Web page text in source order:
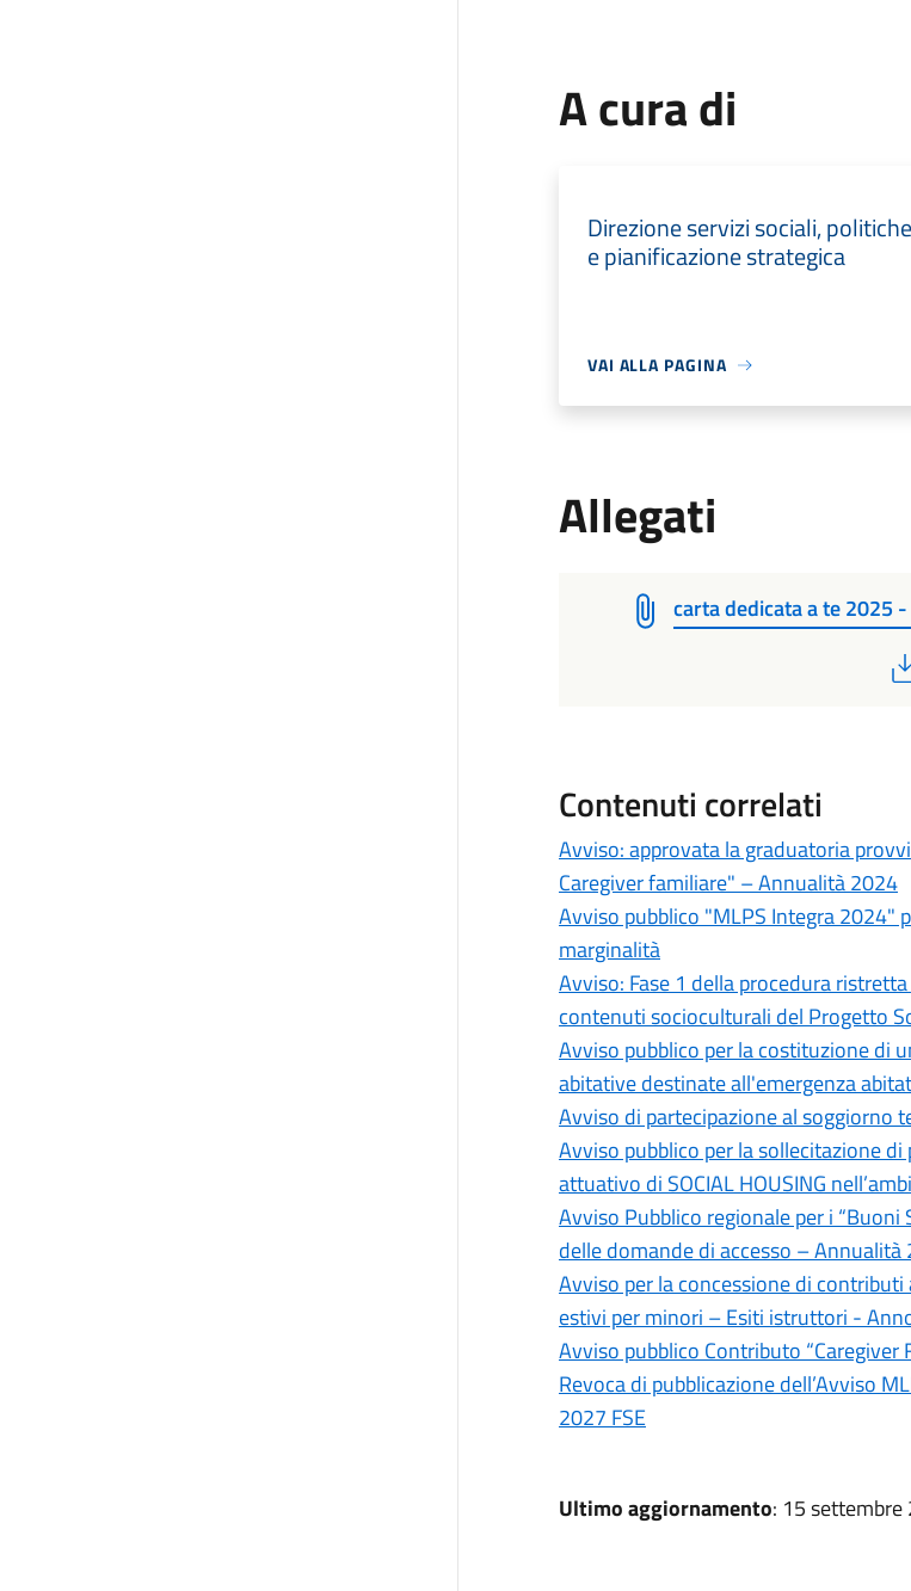
A cura di
Direzione servizi sociali,
e pianificazione strategica
VAI ALLA PAGINA
Allegati
carta dedicata a te 2025
Contenuti correlati
Avviso: approvata la graduatoria
Caregiver familiare" – Annualità 2024
Avviso pubblico "MLPS Integra 2024"
marginalità
Avviso: Fase 1 della procedura
contenuti socioculturali del Progetto
Avviso pubblico per la costituzione di
abitative destinate all'emergenza
Avviso di partecipazione al soggiorno
Avviso pubblico per la sollecitazione
attuativo di SOCIAL HOUSING
Avviso Pubblico regionale per i
delle domande di accesso –
Avviso per la concessione di
estivi per minori – Esiti istruttori -
Avviso pubblico Contributo “Caregiver
Revoca di pubblicazione dell’Avviso
2027 FSE
Ultimo aggiornamento: 15